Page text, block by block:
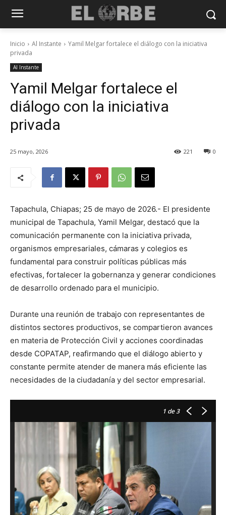
Inicio Al Instante
Yamil Melgar fortalece el diálogo con la iniciativa
privada
Al Instante
Yamil Melgar fortalece el
diálogo con la iniciativa
privada
25 mayo, 2026 0
221
Tapachula, Chiapas; 25 de mayo de 2026.- El presidente
municipal de Tapachula, Yamil Melgar, destacó que la
comunicación permanente con la iniciativa privada,
organismos empresariales, cámaras y colegios es
fundamental para construir políticas públicas más
efectivas, fortalecer la gobernanza y generar condiciones
de desarrollo ordenado para el municipio.
Durante una reunión de trabajo con representantes de
distintos sectores productivos, se compartieron avances
en materia de Protección Civil y acciones coordinadas
desde COPATAP, reafirmando que el diálogo abierto y
constante permite atender de manera más eficiente las
necesidades de la ciudadanía y del sector empresarial.
1 de 3